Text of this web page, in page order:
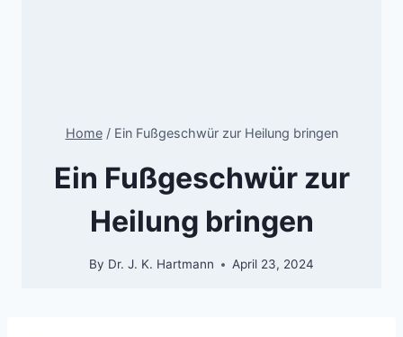
Home / Ein Fußgeschwür zur Heilung bringen
Ein Fußgeschwür zur
Heilung bringen
By Dr. J. K. Hartmann April 23, 2024